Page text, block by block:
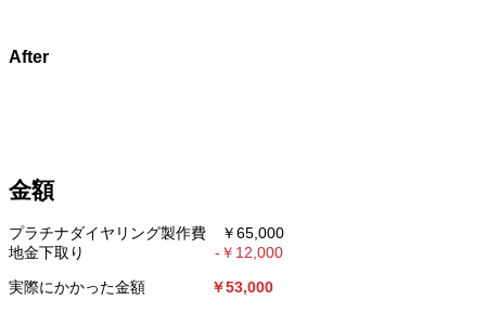
After
金額
プラチナダイヤリング製作費 ￥65,000
地金下取り
-￥12,000
実際にかかった金額
￥53,000